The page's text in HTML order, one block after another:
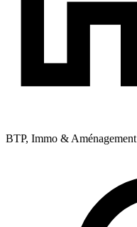
BTP, Immo & Aménagement